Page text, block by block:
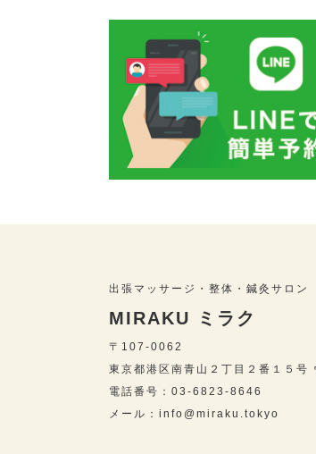
出張マッサージ・整体・鍼灸サロン
MIRAKU ミラク
〒107-0062
東京都港区南青山２丁目２番１５号
電話番号：03-6823-8646
メール：info@miraku.tokyo